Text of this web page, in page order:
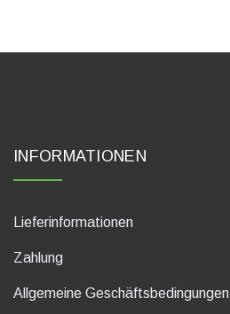
INFORMATIONEN
Lieferinformationen
Zahlung
Allgemeine Geschäftsbedingungen